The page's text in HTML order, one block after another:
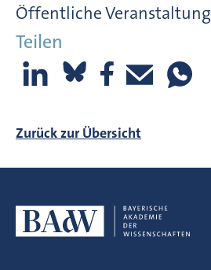
Öffentliche Veranstaltung
Teilen
Zurück zur Übersicht